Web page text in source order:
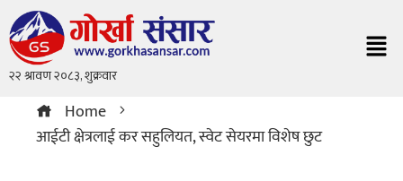
Home
आईटी क्षेत्रलाई कर सहुलियत, स्वेट सेयरमा विशेष छुट